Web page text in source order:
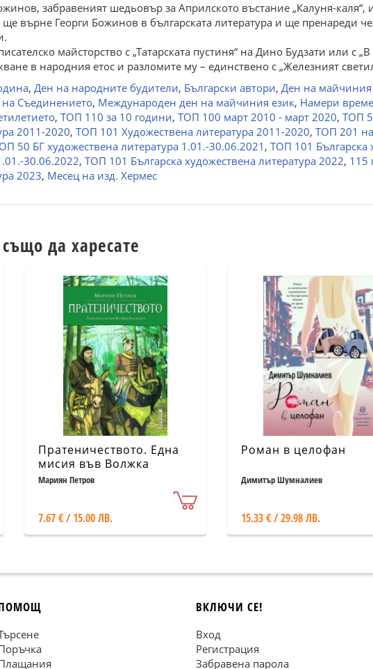
забравеният шедьовър за Априлското въстание „Калуня-каля“,
ще върне Георги Божинов в българската литература и ще пренареди
майсторство с „Татарската пустиня“ на Дино Будзати или с
в народния етос и разломите му – единствено с „Железният
, Ден на народните будители, Български автори, Ден на майчиния
Съединението, Международен ден на майчиния език, Намери
, ТОП 110 за 10 години, ТОП 100 март 2010 - март 2020, ТОП
2011-2020, ТОП 101 Художествена литература 2011-2020, ТОП 201 на
50 БГ художествена литература 1.01.-30.06.2021 , ТОП 101 Българска
30.06.2022, ТОП 101 Българска художествена литература 2022, 115
2023, Месец на изд. Хермес
да харесате
Пратеничеството. Една
мисия във Волжка
България (исторически
Мариян Петров
7.67 € / 15.00 ЛВ.
Роман в целофан
Димитър Шумналиев
15.33 € / 29.98 ЛВ.
ВКЛЮЧИ СЕ!
Вход
Регистрация
Забравена парола